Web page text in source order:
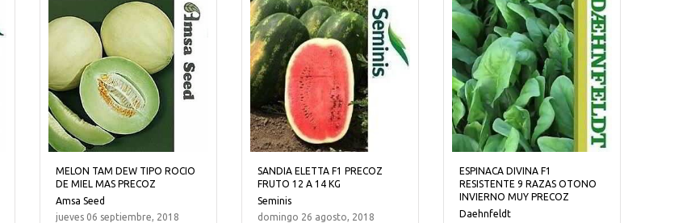
MELON TAM DEW TIPO ROCIO
DE MIEL MAS PRECOZ
Amsa Seed
jueves 06 septiembre, 2018
SANDIA ELETTA F1 PRECOZ
FRUTO 12 A 14 KG
Seminis
domingo 26 agosto, 2018
ESPINACA DIVINA F1
RESISTENTE 9 RAZAS OTONO
INVIERNO MUY PRECOZ
Daehnfeldt